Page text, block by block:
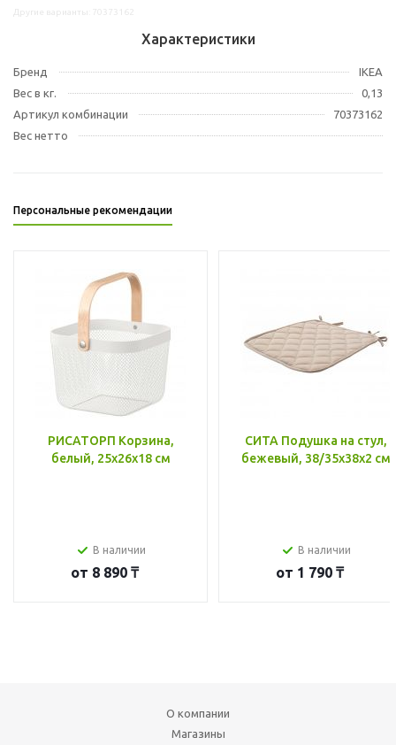
Характеристики
Бренд
IKEA
Вес в кг.
0,13
Артикул комбинации
70373162
Вес нетто
Персональные рекомендации
РИСАТОРП Корзина,
белый, 25x26x18 см
В наличии
от 8 890 ₸
СИТА Подушка на стул,
бежевый, 38/35x38x2 см
В наличии
от 1 790 ₸
О компании
Магазины